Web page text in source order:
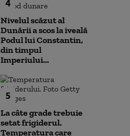
4
Nivelul scăzut al
Dunării a scos la iveală
Podul lui Constantin,
din timpul
Imperiului...
5
La câte grade trebuie
setat frigiderul.
Temperatura care